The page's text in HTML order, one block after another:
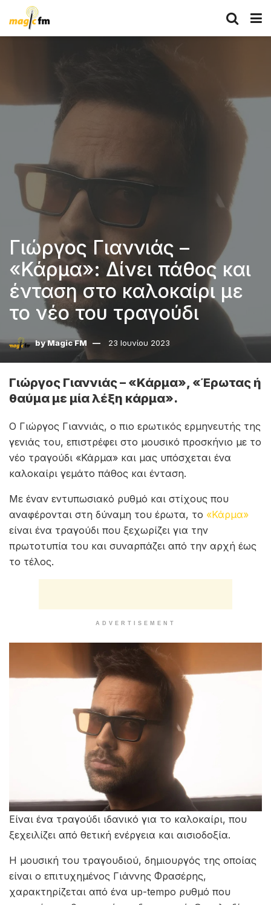
Γιώργος Γιαννιάς –
«Κάρμα»: Δίνει πάθος και
ένταση στο καλοκαίρι με
το νέο του τραγούδι
byMagic FM 23 Ιουνίου 2023
Γιώργος Γιαννιάς – «Κάρμα», «Έρωτας ή
θαύμα με μία λέξη κάρμα».
Ο Γιώργος Γιαννιάς, ο πιο ερωτικός ερμηνευτής της
γενιάς του, επιστρέφει στο μουσικό προσκήνιο με το
νέο τραγούδι «Κάρμα» και μας υπόσχεται ένα
καλοκαίρι γεμάτο πάθος και ένταση.
Με έναν εντυπωσιακό ρυθμό και στίχους που
αναφέρονται στη δύναμη του έρωτα, το «Κάρμα»
είναι ένα τραγούδι που ξεχωρίζει για την
πρωτοτυπία του και συναρπάζει από την αρχή έως
το τέλος.
ADVERTISEMENT
Είναι ένα τραγούδι ιδανικό για το καλοκαίρι, που
ξεχειλίζει από θετική ενέργεια και αισιοδοξία.
Η μουσική του τραγουδιού, δημιουργός της οποίας
είναι ο επιτυχημένος Γιάννης Φρασέρης,
χαρακτηρίζεται από ένα up-tempo ρυθμό που